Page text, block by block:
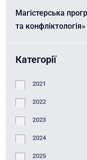
Магістерська
та конфліктологія»
Категорії
2021
2022
2023
2024
2025